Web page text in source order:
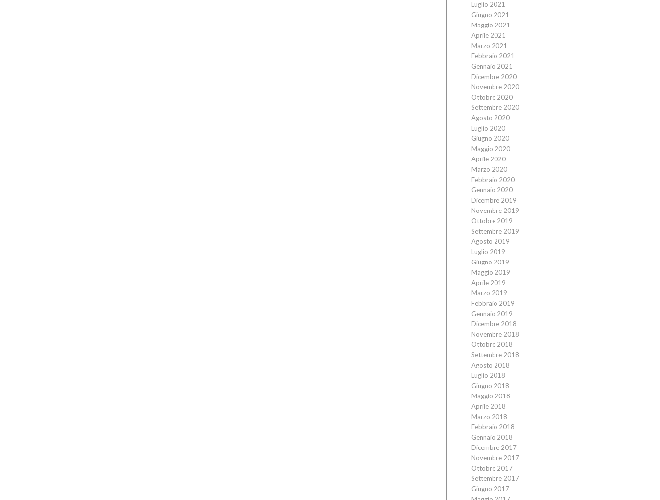
Luglio 2021
Giugno 2021
Maggio 2021
Aprile 2021
Marzo 2021
Febbraio 2021
Gennaio 2021
Dicembre 2020
Novembre 2020
Ottobre 2020
Settembre 2020
Agosto 2020
Luglio 2020
Giugno 2020
Maggio 2020
Aprile 2020
Marzo 2020
Febbraio 2020
Gennaio 2020
Dicembre 2019
Novembre 2019
Ottobre 2019
Settembre 2019
Agosto 2019
Luglio 2019
Giugno 2019
Maggio 2019
Aprile 2019
Marzo 2019
Febbraio 2019
Gennaio 2019
Dicembre 2018
Novembre 2018
Ottobre 2018
Settembre 2018
Agosto 2018
Luglio 2018
Giugno 2018
Maggio 2018
Aprile 2018
Marzo 2018
Febbraio 2018
Gennaio 2018
Dicembre 2017
Novembre 2017
Ottobre 2017
Settembre 2017
Giugno 2017